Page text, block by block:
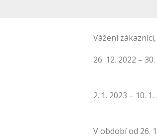
Vážení
26. 12. 2022 –
2. 1. 2023 – 10.
V období od 26.